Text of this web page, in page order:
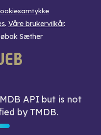
. Våre brukervilkår.
Sæther
API but is not
by TMDB.